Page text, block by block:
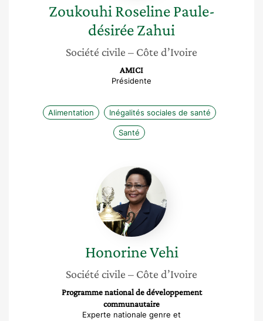
Zoukouhi Roseline Paule-
désiréeZahui
Société civile – Côte d’Ivoire
AMICI
Présidente
Alimentation Inégalités sociales de santé
Santé
Honorine
Vehi
HonorineVehi
Société civile – Côte d’Ivoire
Programme national de développement
communautaire
Experte nationale genre et